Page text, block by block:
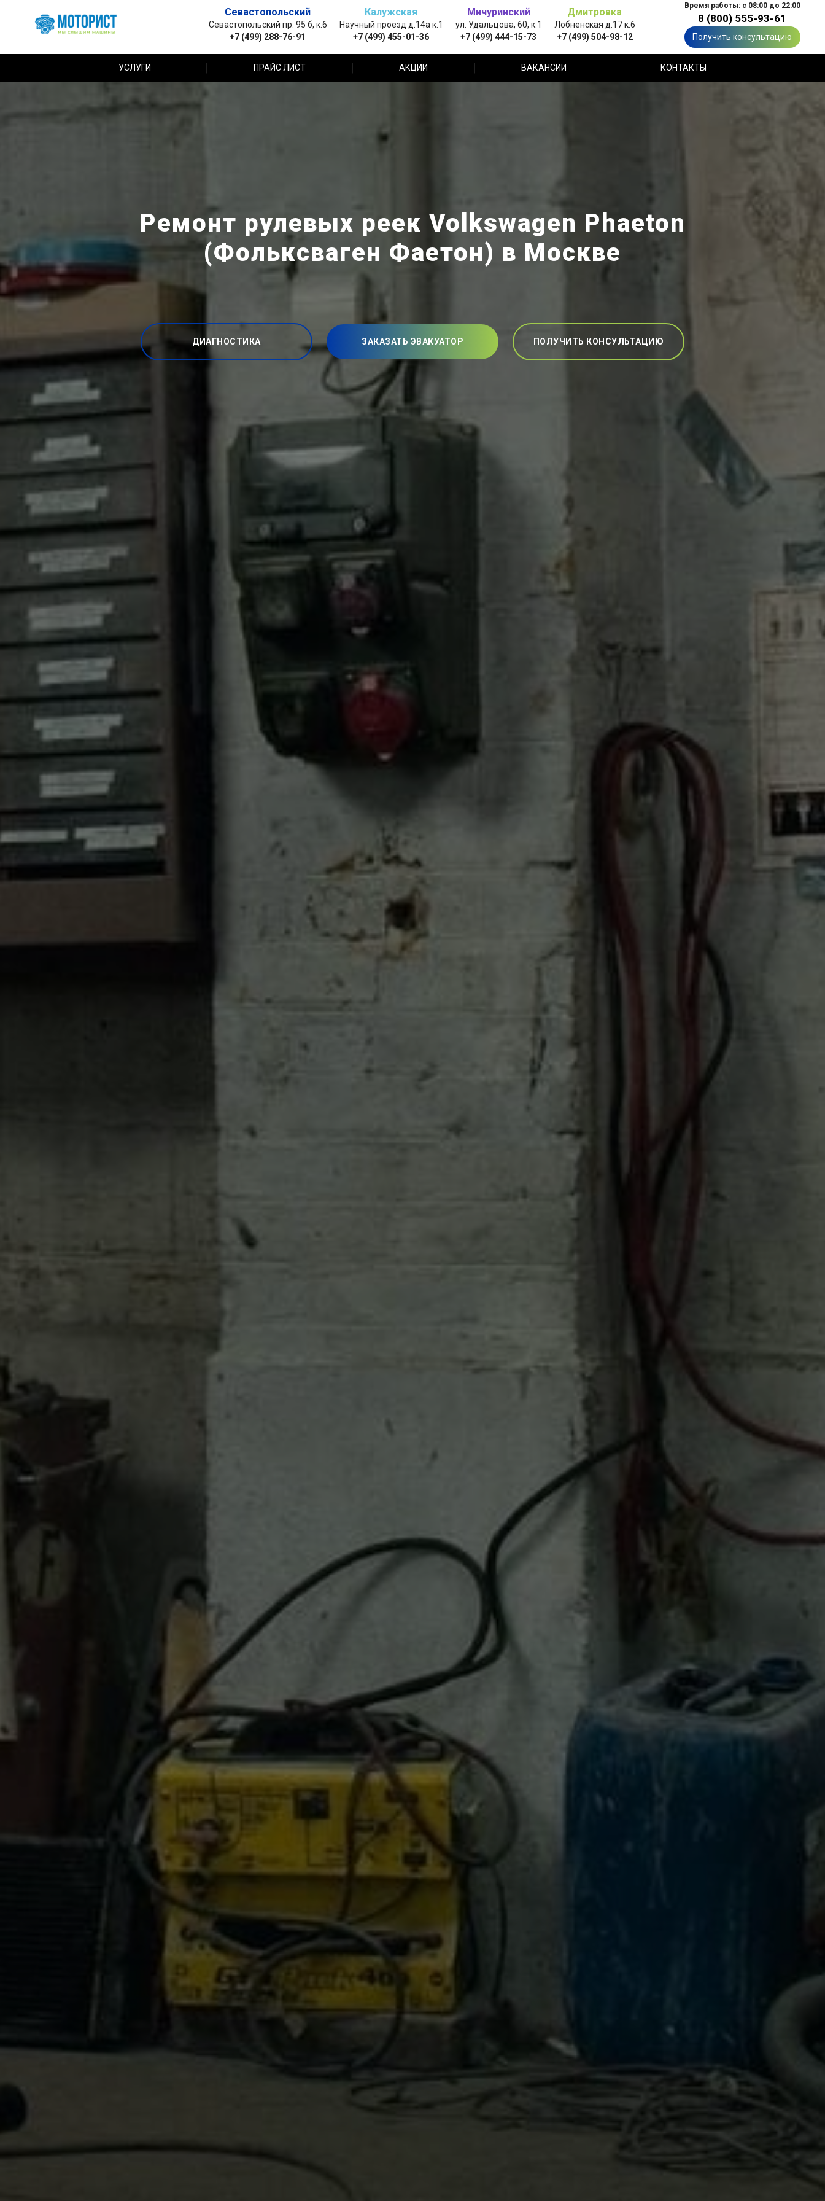
Севастопольский
Севастопольский пр. 95 б, к.6
+7 (499) 288-76-91
Калужская
Научный проезд д.14а к.1
+7 (499) 455-01-36
Мичуринский
ул. Удальцова, 60, к.1
+7 (499) 444-15-73
Дмитровка
Лобненская д.17 к.6
+7 (499) 504-98-12
Время работы: с 08:00 до 22:00
8 (800) 555-93-61
Получить консультацию
УСЛУГИ ПРАЙС ЛИСТ АКЦИИ ВАКАНСИИ КОНТАКТЫ
Ремонт рулевых реек Volkswagen Phaeton
(Фольксваген Фаетон) в Москве
ДИАГНОСТИКА ЗАКАЗАТЬ ЭВАКУАТОР ПОЛУЧИТЬ КОНСУЛЬТАЦИЮ